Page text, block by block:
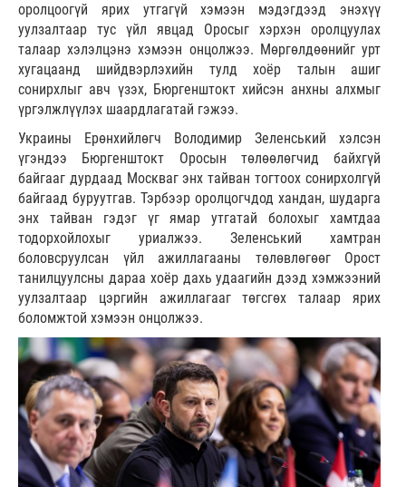
оролцоогүй ярих утгагүй хэмээн мэдэгдээд энэхүү
уулзалтаар тус үйл явцад Оросыг хэрхэн оролцуулах
талаар хэлэлцэнэ хэмээн онцолжээ. Мөргөлдөөнийг урт
хугацаанд шийдвэрлэхийн тулд хоёр талын ашиг
сонирхлыг авч үзэх, Бюргенштокт хийсэн анхны алхмыг
үргэлжлүүлэх шаардлагатай гэжээ.
Украины Ерөнхийлөгч Володимир Зеленський хэлсэн
үгэндээ Бюргенштокт Оросын төлөөлөгчид байхгүй
байгааг дурдаад Москваг энх тайван тогтоох сонирхолгүй
байгаад буруутгав. Тэрбээр оролцогчдод хандан, шударга
энх тайван гэдэг үг ямар утгатай болохыг хамтдаа
тодорхойлохыг уриалжээ. Зеленський хамтран
боловсруулсан үйл ажиллагааны төлөвлөгөөг Орост
танилцуулсны дараа хоёр дахь удаагийн дээд хэмжээний
уулзалтаар цэргийн ажиллагааг төгсгөх талаар ярих
боломжтой хэмээн онцолжээ.